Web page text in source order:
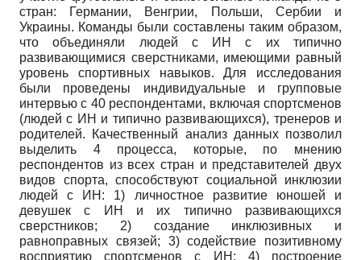
стран: Германии, Венгрии, Польши, Сербии и
Украины. Команды были составлены таким образом,
что объединяли людей с ИН с их типично
развивающимися сверстниками, имеющими равный
уровень спортивных навыков. Для исследования
были проведены индивидуальные и групповые
интервью с 40 респондентами, включая спортсменов
(людей с ИН и типично развивающихся), тренеров и
родителей. Качественный анализ данных позволил
выделить 4 процесса, которые, по мнению
респондентов из всех стран и представителей двух
видов спорта, способствуют социальной инклюзии
людей с ИН: 1) личностное развитие юношей и
девушек с ИН и их типично развивающихся
сверстников; 2) создание ин­клюзивных и
равноправных связей; 3) содействие позитивному
восприятию спортсменов с ИН; 4) построение